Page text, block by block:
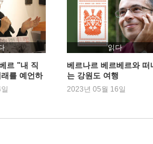
르 "내 직
를 예언하
읽다
베르나르 베르베르와 떠
는 강원도 여행
2023년 05월 16일